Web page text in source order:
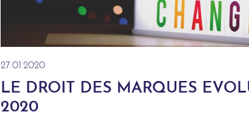
LE DROIT DES MARQUES
2020
27.01.2020